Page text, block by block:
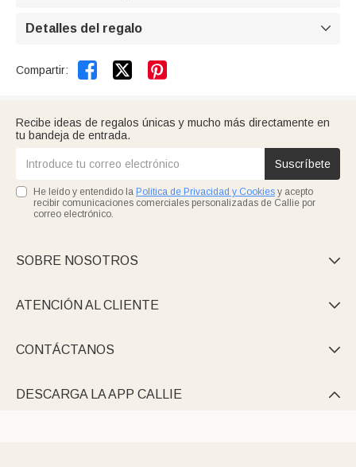
Detalles del regalo 
Compartir:  
Recibe ideas de regalos únicas y mucho más directamente en
tu bandeja de entrada.
Suscríbete
He leído y entendido la Política de Privacidad y Cookies y acepto
recibir comunicaciones comerciales personalizadas de Callie por
correo electrónico.
SOBRE NOSOTROS 
ATENCIÓN AL CLIENTE 
CONTÁCTANOS 
DESCARGA LA APP CALLIE 